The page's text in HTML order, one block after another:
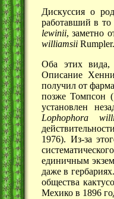
Дискуссия о
работавший в то
lewinii, заметно
williamsii Rumpler.
Оба этих вида,
Описание
получил от
позже Томпсон
установлен
Lophophora
1976). Из-за
единичным
даже в
общества
Мехико в 1896